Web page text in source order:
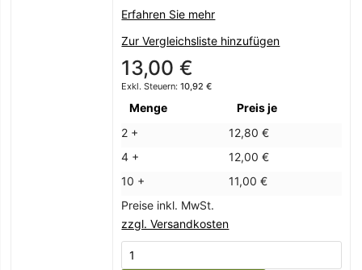
Erfahren Sie mehr
Zur Vergleichsliste hinzufügen
13,00 €
10,92 €
Menge
Preis je
2 +
12,80 €
4 +
12,00 €
10 +
11,00 €
Preise inkl. MwSt.
zzgl. Versandkosten